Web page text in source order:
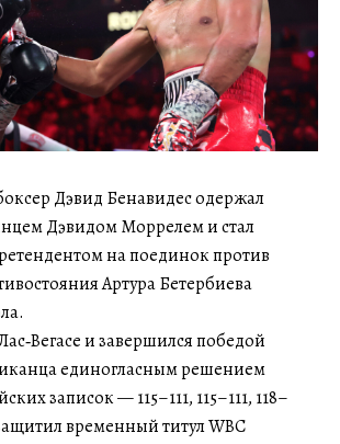
Дэвид Бенавидес одержал
Дэвидом Моррелем и стал
на поединок против
Артура Бетербиева
и завершился победой
единогласным решением
записок — 115–111, 115–111, 118–
временный титул WBC